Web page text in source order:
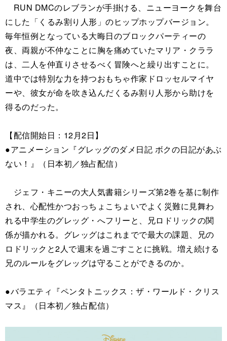
RUN DMCのレブランが手掛ける、ニューヨークを舞台
にした「くるみ割り人形」のヒップホップバージョン。
毎年恒例となっている大晦日のブロックパーティーの
夜、両親が不仲なことに胸を痛めていたマリア・クララ
は、二人を仲直りさせるべく冒険へと繰り出すことに。
道中では特別な力を持つおもちゃ作家ドロッセルマイヤ
ーや、彼女が命を吹き込んだくるみ割り人形から助けを
得るのだった。
【配信開始日：12月2日】
●アニメーション『グレッグのダメ日記 ボクの日記があぶ
ない！』（日本初／独占配信）
ジェフ・キニーの大人気書籍シリーズ第2巻を基に制作
され、心配性かつおっちょこちょいでよく災難に見舞わ
れる中学生のグレッグ・へフリーと、兄ロドリックの関
係が描かれる。グレッグはこれまでで最大の課題、兄の
ロドリックと2人で週末を過ごすことに挑戦。増え続ける
兄のルールをグレッグは守ることができるのか。
●バラエティ『ペンタトニックス：ザ・ワールド・クリス
マス』（日本初／独占配信）